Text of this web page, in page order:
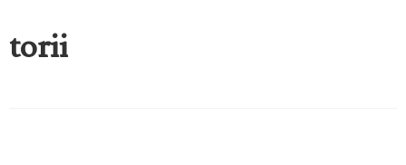
torii